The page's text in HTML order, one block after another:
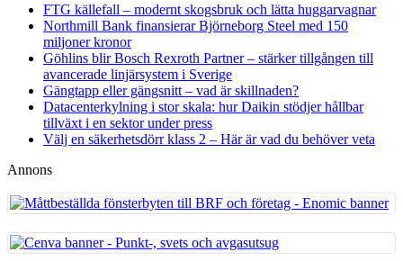
FTG källefall – modernt skogsbruk och lätta huggarvagnar
Northmill Bank finansierar Björneborg Steel med 150
miljoner kronor
Göhlins blir Bosch Rexroth Partner – stärker tillgången till
avancerade linjärsystem i Sverige
Gängtapp eller gängsnitt – vad är skillnaden?
Datacenterkylning i stor skala: hur Daikin stödjer hållbar
tillväxt i en sektor under press
Välj en säkerhetsdörr klass 2 – Här är vad du behöver veta
Annons